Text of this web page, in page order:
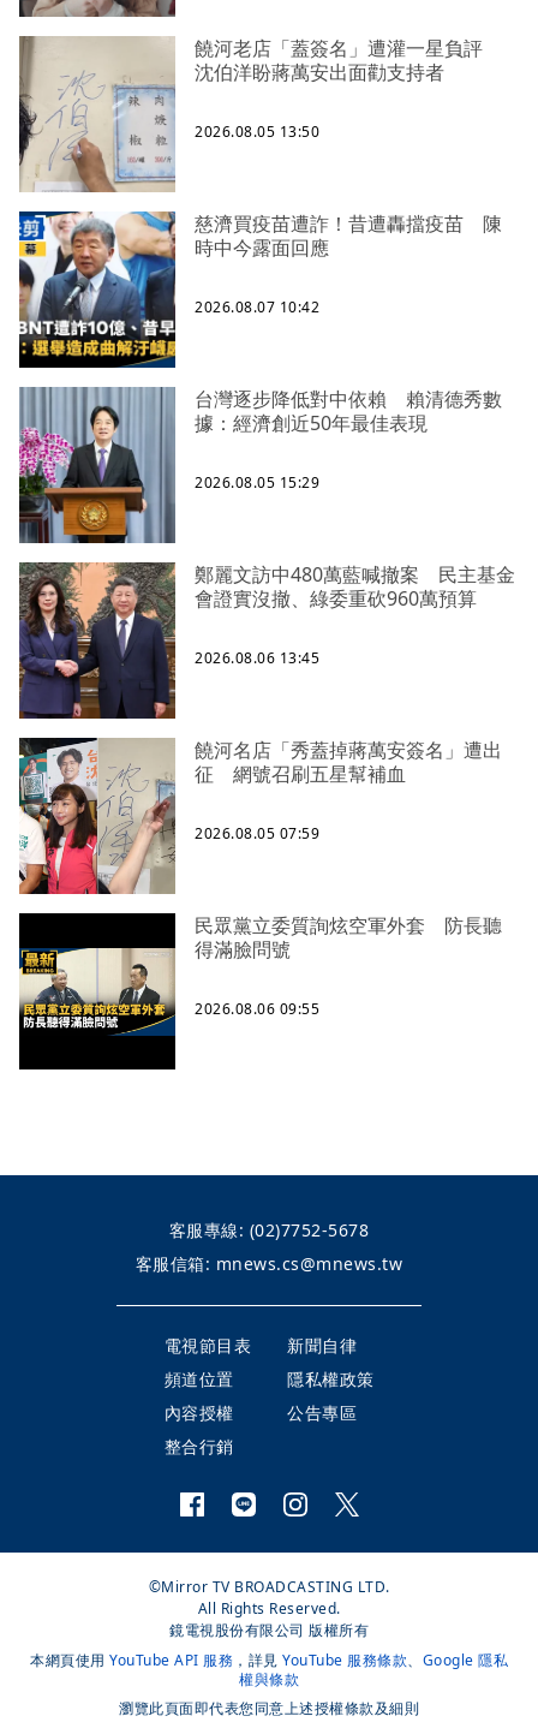
饒河老店「蓋簽名」遭灌一星負評
沈伯洋盼蔣萬安出面勸支持者
2026.08.05 13:50
慈濟買疫苗遭詐！昔遭轟擋疫苗 陳
時中今露面回應
2026.08.07 10:42
台灣逐步降低對中依賴 賴清德秀數
據：經濟創近50年最佳表現
2026.08.05 15:29
鄭麗文訪中480萬藍喊撤案 民主基金
會證實沒撤、綠委重砍960萬預算
2026.08.06 13:45
饒河名店「秀蓋掉蔣萬安簽名」遭出
征 網號召刷五星幫補血
2026.08.05 07:59
民眾黨立委質詢炫空軍外套 防長聽
得滿臉問號
2026.08.06 09:55
客服專線: (02)7752-5678
客服信箱: mnews.cs@mnews.tw
電視節目表
新聞自律
頻道位置
隱私權政策
內容授權
公告專區
整合行銷
©Mirror TV BROADCASTING LTD.
All Rights Reserved.
鏡電視股份有限公司 版權所有
本網頁使用 YouTube API 服務 ，詳見 YouTube 服務條款、 Google 隱私
權與條款
瀏覽此頁面即代表您同意上述授權條款及細則